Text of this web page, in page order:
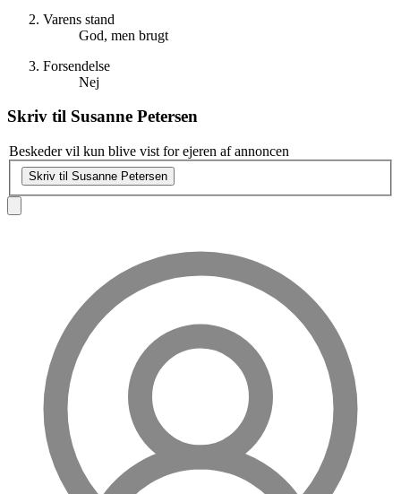
Varens stand
God, men brugt
Forsendelse
Nej
Skriv til Susanne Petersen
Beskeder vil kun blive vist for ejeren af annoncen
Skriv til Susanne Petersen